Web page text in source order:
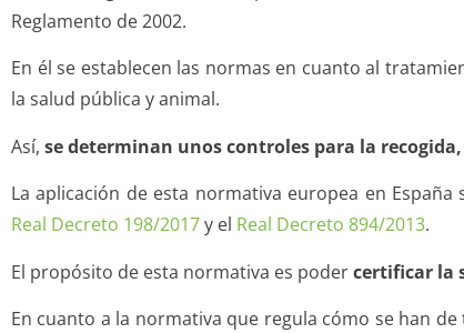
Reglamento de 2002.
En él se establecen las normas en cuanto al
la salud pública y animal.
Así, se determinan unos controles para la
La aplicación de esta normativa europea en España
Real Decreto 198/2017y el Real Decreto 894/2013.
El propósito de esta normativa es podercertificar la
En cuanto a la normativa que regula cómo se han